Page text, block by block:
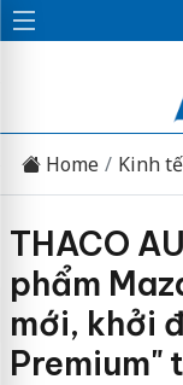
Home Kinh tế
THACO
phẩm
mới, khởi
Premium"